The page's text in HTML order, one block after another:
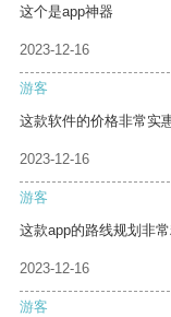
这个是app神器
2023-12-16
游客
这款软件的价格非常实
2023-12-16
游客
这款app的路线规划非
2023-12-16
游客